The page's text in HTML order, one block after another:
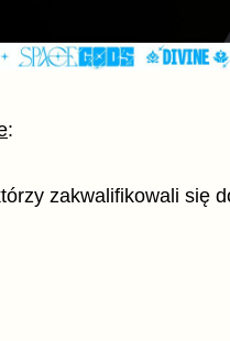
:
zakwalifikowali się